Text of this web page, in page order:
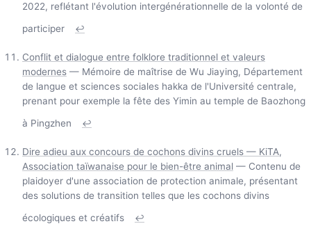
2022, reflétant l'évolution intergénérationnelle de la volonté de
participer
↩
Conflit et dialogue entre folklore traditionnel et valeurs
modernes — Mémoire de maîtrise de Wu Jiaying, Département
de langue et sciences sociales hakka de l'Université centrale,
prenant pour exemple la fête des Yimin au temple de Baozhong
à Pingzhen
↩
Dire adieu aux concours de cochons divins cruels — KiTA,
Association taïwanaise pour le bien-être animal — Contenu de
plaidoyer d'une association de protection animale, présentant
des solutions de transition telles que les cochons divins
écologiques et créatifs
↩